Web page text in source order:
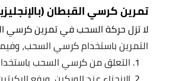
تمرين كرسي القبطان
لا تزل حركة السحب في تمرين كرسي
التمرين باستخدام كرسي السحب،
التعلق من كرسي السحب باستخدام